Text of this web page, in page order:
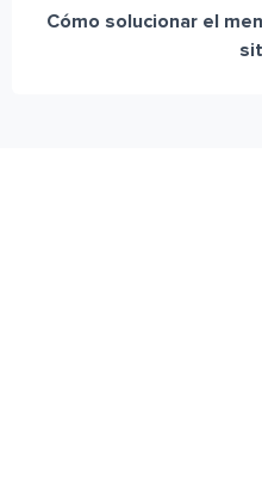
Cómo solucionar el